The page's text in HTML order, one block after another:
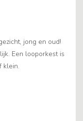
jong en oud!
Een looporkest is
klein.